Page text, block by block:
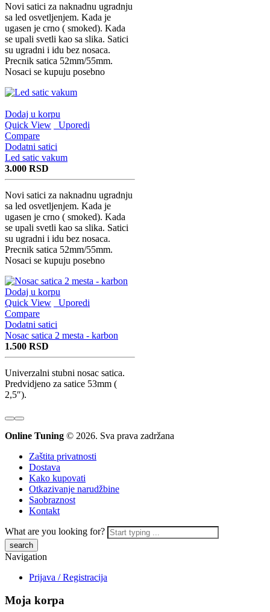
Novi satici za naknadnu ugradnju
sa led osvetljenjem. Kada je
ugasen je crno ( smoked). Kada
se upali svetli kao sa slika. Satici
su ugradni i idu bez nosaca.
Precnik satica 52mm/55mm.
Nosaci se kupuju posebno
Dodaj u korpu
Quick View
Uporedi
Compare
Dodatni satici
Led satic vakum
3.000 RSD
Novi satici za naknadnu ugradnju
sa led osvetljenjem. Kada je
ugasen je crno ( smoked). Kada
se upali svetli kao sa slika. Satici
su ugradni i idu bez nosaca.
Precnik satica 52mm/55mm.
Nosaci se kupuju posebno
Dodaj u korpu
Quick View
Uporedi
Compare
Dodatni satici
Nosac satica 2 mesta - karbon
1.500 RSD
Univerzalni stubni nosac satica.
Predvidjeno za satice 53mm (
2,5″).
Online Tuning © 2026. Sva prava zadržana
Zaštita privatnosti
Dostava
Kako kupovati
Otkazivanje narudžbine
Saobraznost
Kontakt
What are you looking for?
Navigation
Prijava / Registracija
Moja korpa